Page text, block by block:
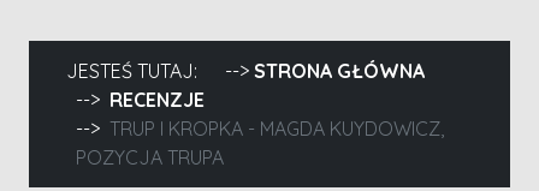
JESTEŚ TUTAJ:
STRONA GŁÓWNA
RECENZJE
TRUP I KROPKA - MAGDA KUYDOWICZ,
POZYCJA TRUPA